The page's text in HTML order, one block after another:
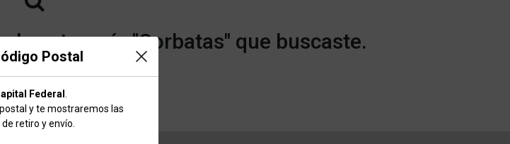
Postal
Federal
y te mostraremos las
retiro y envío.
la categoría "Corbatas" que buscaste.
a la página de inicio